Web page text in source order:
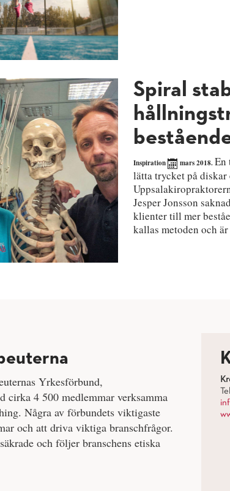
Spiral
Inspiration mars 2018.En
lätta trycket på
Jesper Jonsson
klienter till mer
kallas metoden och
Yrkesförbund,
cirka 4 500 medlemmar verksamma
Några av förbundets viktigaste
och att driva viktiga branschfrågor.
och följer branschens etiska